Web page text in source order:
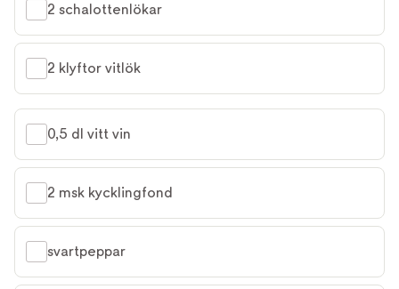
2 schalottenlökar
2 klyftor vitlök
0,5 dl vitt vin
2 msk kycklingfond
svartpeppar